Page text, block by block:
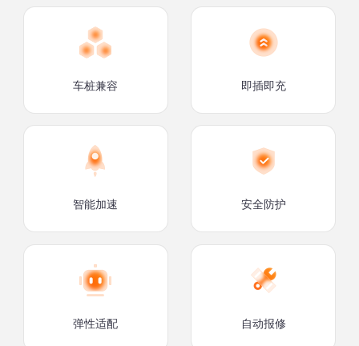
车桩兼容 即插即充
智能加速 安全防护
弹性适配 自动报修